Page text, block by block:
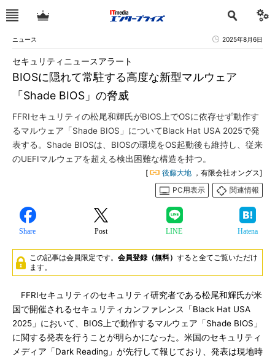
ニュース 2025年8月6日
BIOSに隠れて常駐する高度な新型マルウェア
「Shade BIOS」の脅威
セキュリティニュースアラート
FFRIセキュリティの松尾和輝氏がBIOS上でOSに依存せず動作す
るマルウェア「Shade BIOS」についてBlack Hat USA 2025で発
表する。Shade BIOSは、BIOSの環境をOS起動後も維持し、従来
のUEFIマルウェアを超える検出困難な構造を持つ。
[ 後藤大地 ，有限会社オングス]
PC用表示
関連情報
Share Post LINE Hatena
この記事は会員限定です。 会員登録（無料） すると全てご覧いただけ
ます。
FFRIセキュリティのセキュリティ研究者である松尾和輝氏が米
国で開催されるセキュリティカンファレンス「Black Hat USA
2025」において、BIOS上で動作するマルウェア「Shade BIOS」
に関する発表を行うことが明らかになった。米国のセキュリティ
メディア「Dark Reading」が先行して報じており、発表は現地時